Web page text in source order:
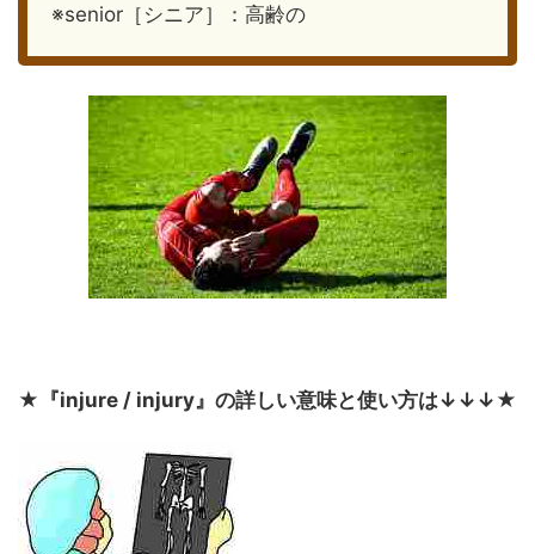
※senior［シニア］：高齢の
★ 『injure / injury』の詳しい意味と使い方は↓↓↓ ★